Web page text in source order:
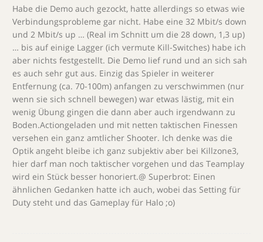
Habe die Demo auch gezockt, hatte allerdings so etwas wie
Verbindungsprobleme gar nicht. Habe eine 32 Mbit/s down
und 2 Mbit/s up … (Real im Schnitt um die 28 down, 1,3 up)
… bis auf einige Lagger (ich vermute Kill-Switches) habe ich
aber nichts festgestellt. Die Demo lief rund und an sich sah
es auch sehr gut aus. Einzig das Spieler in weiterer
Entfernung (ca. 70-100m) anfangen zu verschwimmen (nur
wenn sie sich schnell bewegen) war etwas lästig, mit ein
wenig Übung gingen die dann aber auch irgendwann zu
Boden.Actiongeladen und mit netten taktischen Finessen
versehen ein ganz amtlicher Shooter. Ich denke was die
Optik angeht bleibe ich ganz subjektiv aber bei Killzone3,
hier darf man noch taktischer vorgehen und das Teamplay
wird ein Stück besser honoriert.@ Superbrot: Einen
ähnlichen Gedanken hatte ich auch, wobei das Setting für
Duty steht und das Gameplay für Halo ;o)